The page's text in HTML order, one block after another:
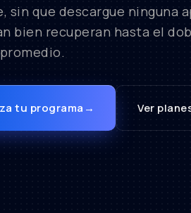
sin que descargue ninguna
bien recuperan hasta el
tu programa → Ver